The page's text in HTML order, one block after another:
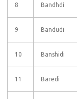
8 Bandhdi
9 Bandudi
10 Banshidi
11 Baredi